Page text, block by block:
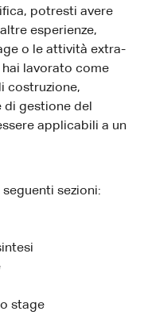
potresti avere
esperienze,
o le attività extra-
lavorato come
costruzione,
gestione del
applicabili a un
sezioni:
stage